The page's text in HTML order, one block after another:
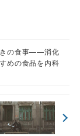
きの食事——消化
めの食品を内科